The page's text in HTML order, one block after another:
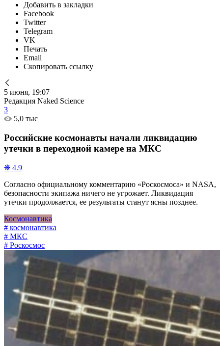
Добавить в закладки
Facebook
Twitter
Telegram
VK
Печать
Email
Скопировать ссылку
5 июня, 19:07
Редакция Naked Science
3
5,0 тыс
Российские космонавты начали ликвидацию
утечки в переходной камере на МКС
❋ 4.9
Согласно официальному комментарию «Роскосмоса» и NASA,
безопасности экипажа ничего не угрожает. Ликвидация
утечки продолжается, ее результаты станут ясны позднее.
Космонавтика
# космонавтика
# МКС
# Роскосмос